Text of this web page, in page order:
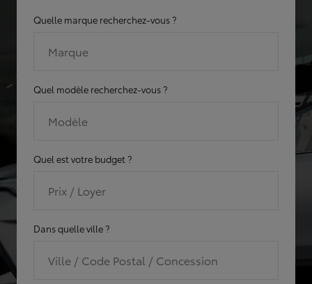
Quelle marque recherchez-vous ?
Marque
Quel modèle recherchez-vous ?
Modèle
Quel est votre budget ?
Prix / Loyer
Dans quelle ville ?
Ville / Code Postal / Concession